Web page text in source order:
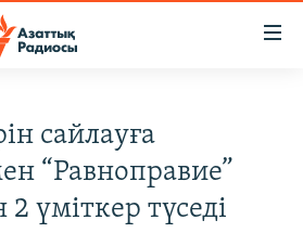
сайлауға
“Равноправие”
үміткер түседі